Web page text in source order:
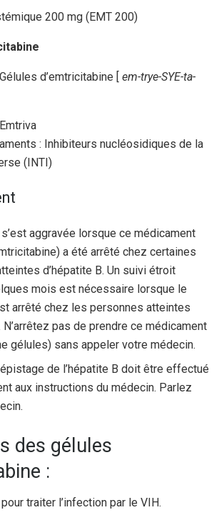
200 mg (EMT 200)
d’emtricitabine [ em-trye-SYE-ta-
: Inhibiteurs nucléosidiques de la
(INTI)
s’est aggravée lorsque ce médicament
a été arrêté chez certaines
d’hépatite B. Un suivi étroit
mois est nécessaire lorsque le
arrêté chez les personnes atteintes
N’arrêtez pas de prendre ce médicament
gélules) sans appeler votre médecin.
de l’hépatite B doit être effectué
aux instructions du médecin. Parlez
des gélules
:
traiter l’infection par le VIH.